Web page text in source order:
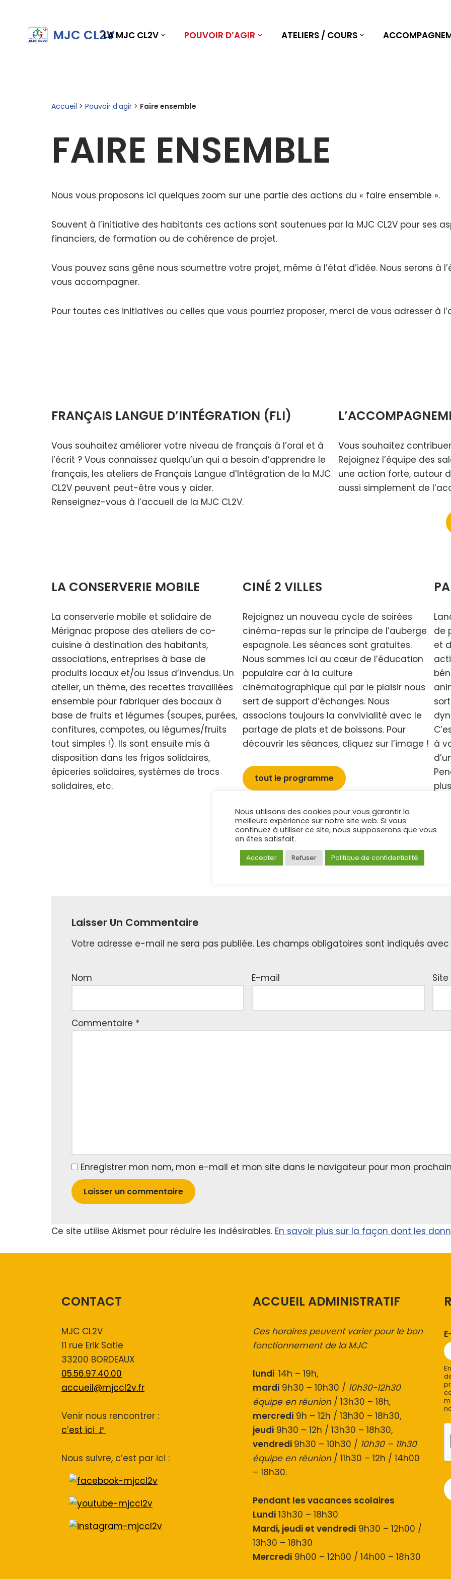
MJC CL2VLA MJC CL2V POUVOIR D’AGIR ATELIERS / COURS
Accueil > Pouvoir d’agir > Faire ensemble
FAIRE ENSEMBLE
Nous vous proposons ici quelques zoom sur une partie des actions du « faire ensemble ».
Souvent à l’initiative des habitants ces actions sont soutenues par la MJC CL2V pour ses
financiers, de formation ou de cohérence de projet.
Vous pouvez sans gêne nous soumettre votre projet, même à l’état d’idée. Nous serons à
vous accompagner.
Pour toutes ces initiatives ou celles que vous pourriez proposer, merci de vous adresser à
FRANÇAIS LANGUE D’INTÉGRATION (FLI)
Vous souhaitez améliorer votre niveau de français à l’oral et à
l’écrit ? Vous connaissez quelqu’un qui a besoin d’apprendre le
français, les ateliers de Français Langue d’Intégration de la MJC
CL2V peuvent peut-être vous y aider.
Renseignez-vous à l’accueil de la MJC CL2V.
Vous souhaitez
Rejoignez l’équipe des
une action forte, autour
aussi simplement de
LA CONSERVERIE MOBILE
La conserverie mobile et solidaire de
Mérignac propose des ateliers de co-
cuisine à destination des habitants,
associations, entreprises à base de
produits locaux et/ou issus d’invendus. Un
atelier, un thème, des recettes travaillées
ensemble pour fabriquer des bocaux à
base de fruits et légumes (soupes, purées,
confitures, compotes, ou légumes/fruits
tout simples !). Ils sont ensuite mis à
disposition dans les frigos solidaires,
épiceries solidaires, systèmes de trocs
solidaires, etc.
CINÉ 2 VILLES
Rejoignez un nouveau cycle de soirées
cinéma-repas sur le principe de l’auberge
espagnole. Les séances sont gratuites.
Nous sommes ici au cœur de l’éducation
populaire car à la culture
cinématographique qui par le plaisir nous
sert de support d’échanges. Nous
associons toujours la convivialité avec le
partage de plats et de boissons. Pour
découvrir les séances, cliquez sur l’image !
tout le programme
de
et
à
Laisser Un Commentaire
Votre adresse e-mail ne sera pas publiée. Les champs obligatoires sont indiqués avec
Nom E-mail
Commentaire *
Enregistrer mon nom, mon e-mail et mon site dans le navigateur pour mon
Ce site utilise Akismet pour réduire les indésirables. En savoir plus sur la façon dont les
CONTACT
MJC CL2V
11 rue Erik Satie
33200 BORDEAUX
05.56.97.40.00
accueil@mjccl2v.fr
Venir nous rencontrer :
c’est ici 🚩
Nous suivre, c’est par ici :
ACCUEIL ADMINISTRATIF
Ces horaires peuvent varier pour le bon
fonctionnement de la MJC
lundi 14h – 19h,
mardi9h30 – 10h30 / 10h30-12h30
équipe en réunion / 13h30 – 18h,
mercredi9h – 12h / 13h30 – 18h30,
jeudi9h30 – 12h / 13h30 – 18h30,
vendredi 9h30 – 10h30 / 10h30 – 11h30
équipe en réunion/ 11h30 – 12h / 14h00
– 18h30.
Pendant les vacances scolaires
Lundi13h30 – 18h30
Mardi, jeudi et vendredi9h30 – 12h00 /
13h30 – 18h30
Mercredi9h00 – 12h00 / 14h00 – 18h30
Nous utilisons des cookies pour vous garantir la
meilleure expérience sur notre site web. Si vous
continuez à utiliser ce site, nous supposerons que vous
en êtes satisfait.
Accepter Refuser Politique de confidentialité